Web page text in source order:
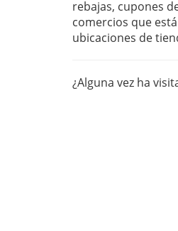
rebajas, cupones
comercios que
ubicaciones de
¿Alguna vez ha